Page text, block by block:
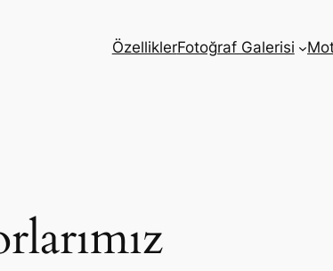
ÖzelliklerFotoğraf Galerisi